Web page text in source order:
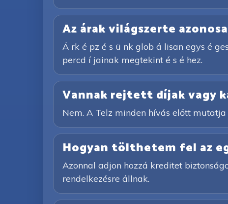
Az árak világszerte
Á rk é pz é s ü nk glob á lisan egys é
percd í jainak megtekint é s é hez.
Vannak rejtett díjak vagy
Nem. A Telz minden hívás előtt
Hogyan tölthetem fel az
Azonnal adjon hozzá kreditet
rendelkezésre állnak.